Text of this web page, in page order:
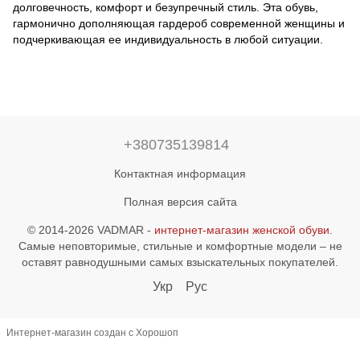
долговечность, комфорт и безупречный стиль. Эта обувь,
гармонично дополняющая гардероб современной женщины и
подчеркивающая ее индивидуальность в любой ситуации.
+380735139814
Контактная информация
Полная версия сайта
© 2014-2026 VADMAR - интернет-магазин женской обуви
Самые неповторимые, стильные и комфортные модели – не
оставят равнодушными самых взыскательных покупателей.
Укр Рус
Интернет-магазин создан с Хорошоп